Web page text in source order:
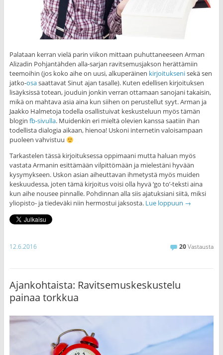
Palataan kerran vielä parin viikon mittaan puhuttaneeseen Arman
Alizadin Pohjantähden alla-sarjan ravitsemusjakson herättämiin
teemoihin (jos koko aihe on uusi, alkuperäinen kirjoituksenisekä sen
jatko-osasaattavat Sinut ajan tasalle). Kuten edellisen kirjoituksen
lisäyksissä totean, jouduin jonkin verran ottamaan sanojani takaisin,
mikä on mahtava asia aina kun siihen on perustellut syyt. Arman ja
Jaakko Halmetoja todella osallistuivat keskusteluun myös tämän
blogin fb-sivulla. Muidenkin eri mieltä olevien kanssa saatiin ihan
todellista dialogia aikaan, hienoa! Uskoni internetin valoisampaan
puoleen vahvistuu
Tarkastelen tässä kirjoituksessa oppimaani mutta haluan myös
vastata Armanin esittämään vilpittömään ja mielestäni hyvään
kysymykseen. Uskon asian aiheuttavan ihmetystä myös muiden
keskuudessa, joten tämä kirjoitus voisi olla hyvä ‘go to’-teksti aina
kun aihe nousee pinnalle. Pohdinnan alla siis ajatuksiani siitä, miksi
yliopisto- ja tiedeväki niin hermostui jaksosta. Lue loppuun →
12.6.2016 20Vastausta
Ajankohtaista: Ravitsemuskeskustelu
painaa torkkua